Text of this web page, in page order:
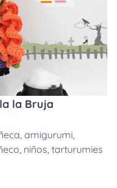
la Bruja
, amigurumi,
, niños, tarturumies